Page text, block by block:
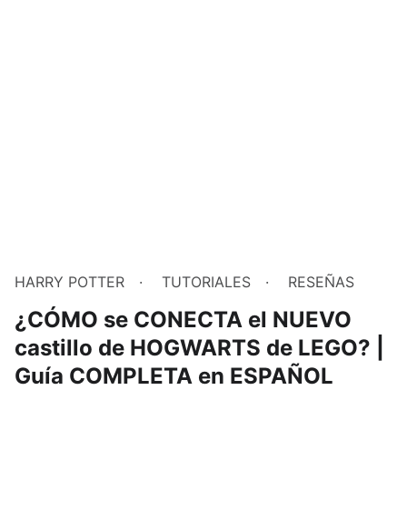
HARRY POTTER TUTORIALES RESEÑAS
¿CÓMO se CONECTA el NUEVO
castillo de HOGWARTS de LEGO? |
Guía COMPLETA en ESPAÑOL